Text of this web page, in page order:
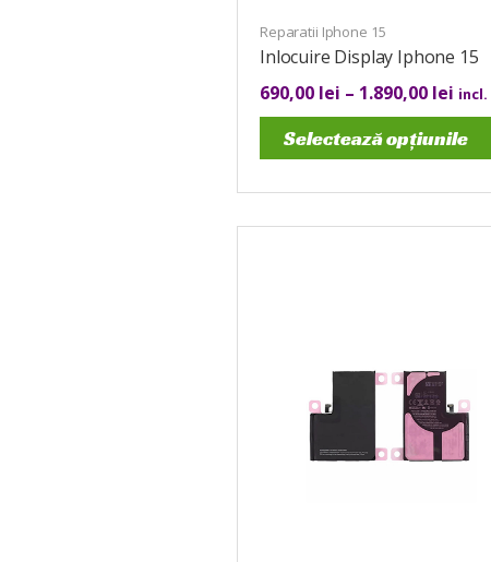
Reparatii Iphone 15
Inlocuire Display Iphone 15
690,00 lei – 1.890,00 lei incl.
Selectează opțiunile